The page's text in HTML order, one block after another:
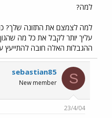
למה?
למה לצמצם את התזונה שלך?
עליך יותר לקבל את כל מה
ההגבלות האלה חובה להתייעץ
S
sebastian85
New member
23/4/04